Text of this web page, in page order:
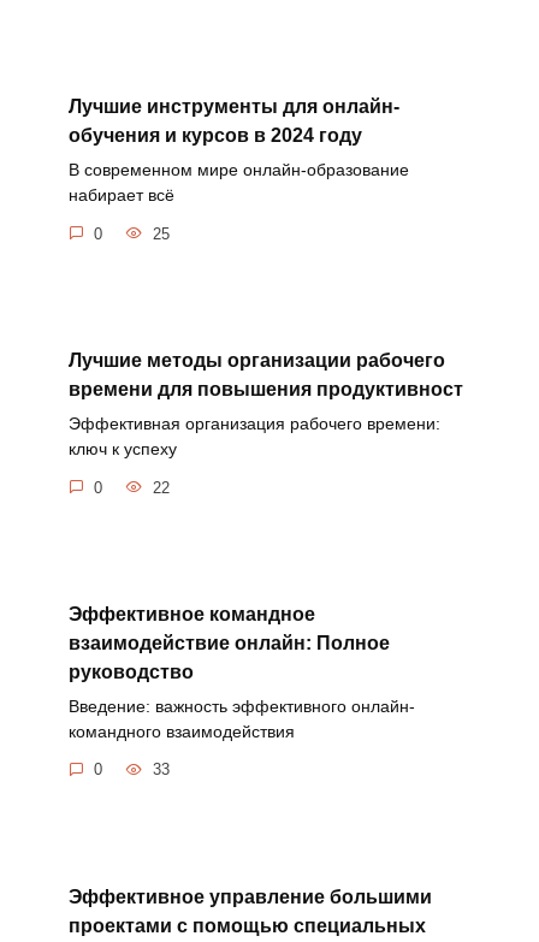
Лучшие инструменты для онлайн-
обучения и курсов в 2024 году
В современном мире онлайн-образование
набирает всё
0 25
Лучшие методы организации рабочего
времени для повышения продуктивност
Эффективная организация рабочего времени:
ключ к успеху
0 22
Эффективное командное
взаимодействие онлайн: Полное
руководство
Введение: важность эффективного онлайн-
командного взаимодействия
0 33
Эффективное управление большими
проектами с помощью специальных